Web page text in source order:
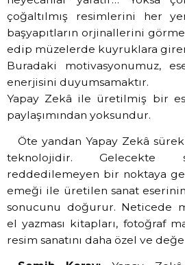
çoğaltılmış resimlerini her
başyapıtların orjinallerini
edip müzelerde kuyruklara
Buradaki motivasyonumuz,
enerjisini duyumsamaktır.
Yapay Zekâ ile üretilmiş bir
paylaşımından yoksundur.
Öte yandan Yapay Zekâ
teknolojidir. Gelecekte
reddedilemeyen bir noktaya
emeği ile üretilen sanat
sonucunu doğurur. Neticede
el yazması kitapları, fotoğraf
resim sanatını daha özel ve